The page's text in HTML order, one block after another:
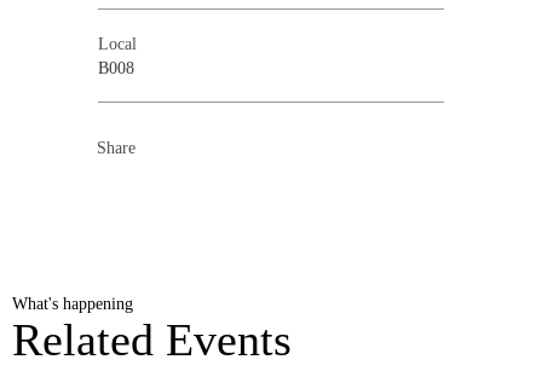
Local
B008
Share
What's happening
Related Events